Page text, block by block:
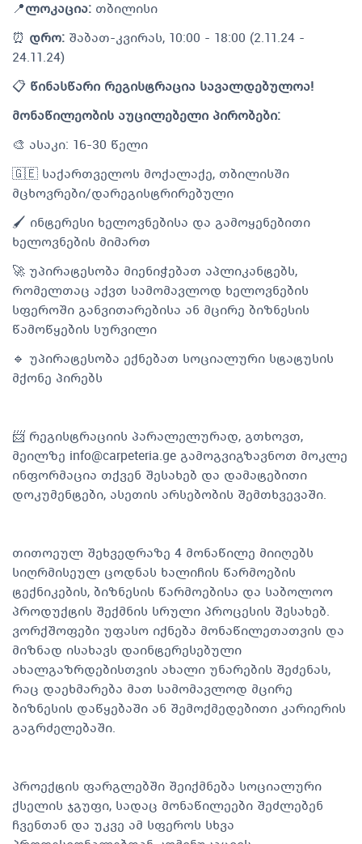
📍ლოკაცია: თბილისი
⏰ დრო: შაბათ-კვირას, 10:00 - 18:00 (2.11.24 -
24.11.24)
📋 წინასწარი რეგისტრაცია სავალდებულოა!
მონაწილეობის აუცილებელი პირობები:
🎨 ასაკი: 16-30 წელი
🇬🇪 საქართველოს მოქალაქე, თბილისში
მცხოვრები/დარეგისტრირებული
🖌️ ინტერესი ხელოვნებისა და გამოყენებითი
ხელოვნების მიმართ
🚀 უპირატესობა მიენიჭებათ აპლიკანტებს,
რომელთაც აქვთ სამომავლოდ ხელოვნების
სფეროში განვითარებისა ან მცირე ბიზნესის
წამოწყების სურვილი
🔹 უპირატესობა ექნებათ სოციალური სტატუსის
მქონე პირებს
📨 რეგისტრაციის პარალელურად, გთხოვთ,
მეილზე info@carpeteria.ge გამოგვიგზავნოთ მოკლე
ინფორმაცია თქვენ შესახებ და დამატებითი
დოკუმენტები, ასეთის არსებობის შემთხვევაში.
თითოეულ შეხვედრაზე 4 მონაწილე მიიღებს
სიღრმისეულ ცოდნას ხალიჩის წარმოების
ტექნიკების, ბიზნესის წარმოებისა და საბოლოო
პროდუქტის შექმნის სრული პროცესის შესახებ.
ვორქშოფები უფასო იქნება მონაწილეთათვის და
მიზნად ისახავს დაინტერესებული
ახალგაზრდებისთვის ახალი უნარების შეძენას,
რაც დაეხმარება მათ სამომავლოდ მცირე
ბიზნესის დაწყებაში ან შემოქმედებითი კარიერის
გაგრძელებაში.
პროექტის ფარგლებში შეიქმნება სოციალური
ქსელის ჯგუფი, სადაც მონაწილეები შეძლებენ
ჩვენთან და უკვე ამ სფეროს სხვა